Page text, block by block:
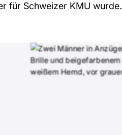
für Schweizer KMU wurde.